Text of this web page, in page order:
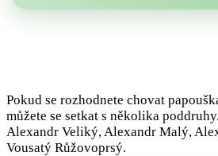
Pokud se rozhodnete chovat
můžete se setkat s několika
Alexandr Veliký, Alexandr Malý,
Vousatý Růžovoprsý.